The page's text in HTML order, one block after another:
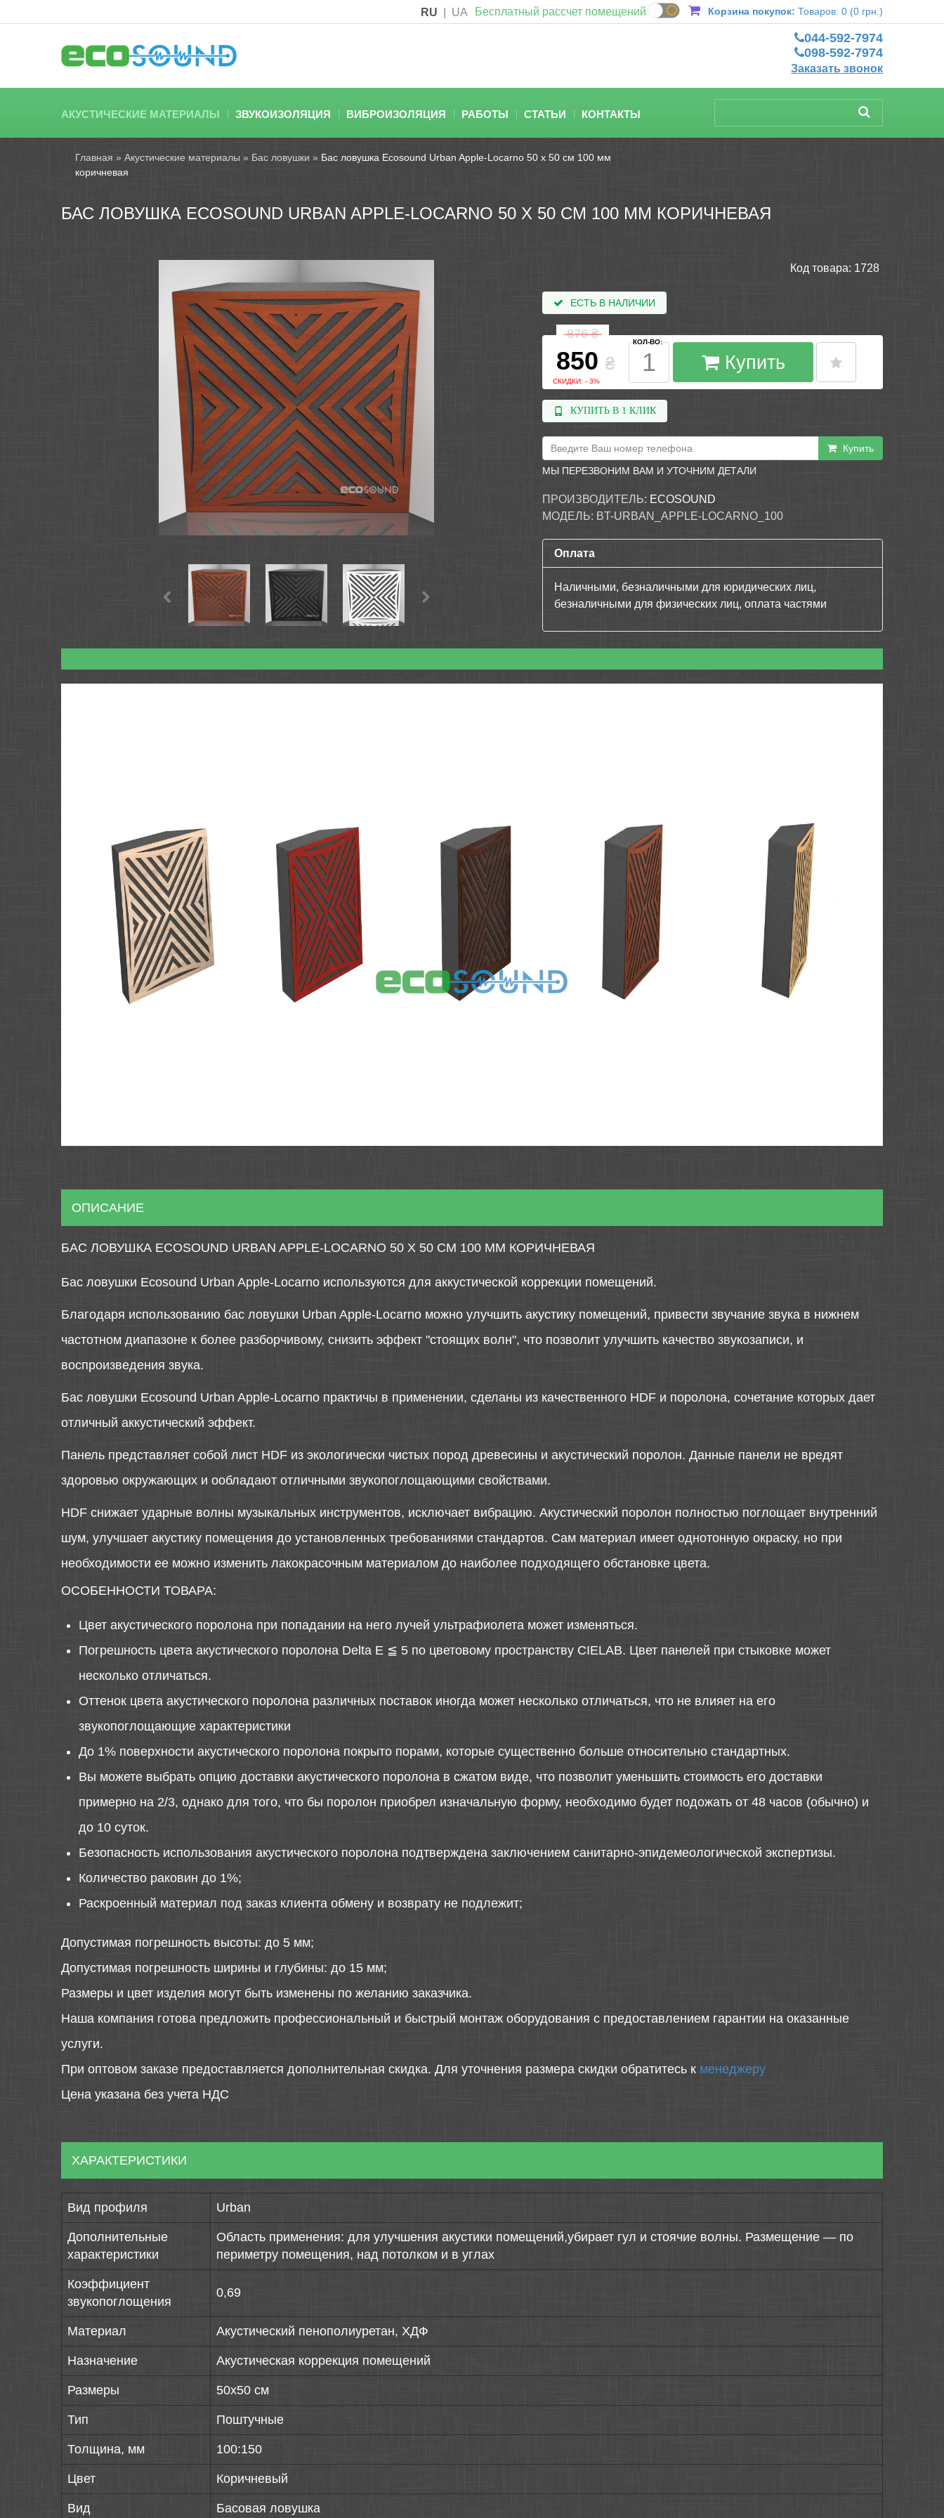
RU UA Бесплатный рассчет помещений Корзина покупок: Товаров: 0 (0 грн.)
044-592-7974
098-592-7974
Заказать звонок
АКУСТИЧЕСКИЕ МАТЕРИАЛЫ ЗВУКОИЗОЛЯЦИЯ ВИБРОИЗОЛЯЦИЯ РАБОТЫ СТАТЬИ КОНТАКТЫ
Главная » Акустические материалы » Бас ловушки » Бас ловушка Ecosound Urban Apple-Locarno 50 х 50 см 100 мм
коричневая
БАС ЛОВУШКА ECOSOUND URBAN APPLE-LOCARNO 50 Х 50 СМ 100 ММ КОРИЧНЕВАЯ
Код товара: 1728
ЕСТЬ В НАЛИЧИИ
876₴
850 ₴
СКИДКИ: - 3%
КОЛ-ВО:
Купить
КУПИТЬ В 1 КЛИК
Купить
МЫ ПЕРЕЗВОНИМ ВАМ И УТОЧНИМ ДЕТАЛИ
ПРОИЗВОДИТЕЛЬ: ECOSOUND
МОДЕЛЬ: BT-URBAN_APPLE-LOCARNO_100
Оплата
Наличными, безналичными для юридических лиц,
безналичными для физических лиц, оплата частями
ОПИСАНИЕ
БАС ЛОВУШКА ECOSOUND URBAN APPLE-LOCARNO 50 Х 50 СМ 100 ММ КОРИЧНЕВАЯ
Бас ловушки Ecosound Urban Apple-Locarno используются для аккустической коррекции помещений.
Благодаря использованию бас ловушки Urban Apple-Locarno можно улучшить акустику помещений, привести звучание звука в нижнем
частотном диапазоне к более разборчивому, снизить эффект "стоящих волн", что позволит улучшить качество звукозаписи, и
воспроизведения звука.
Бас ловушки Ecosound Urban Apple-Locarno практичы в применении, сделаны из качественного HDF и поролона, сочетание которых дает
отличный аккустический эффект.
Панель представляет собой лист HDF из экологически чистых пород древесины и акустический поролон. Данные панели не вредят
здоровью окружающих и ообладают отличными звукопоглощающими свойствами.
HDF снижает ударные волны музыкальных инструментов, исключает вибрацию. Акустический поролон полностью поглощает внутренний
шум, улучшает акустику помещения до установленных требованиями стандартов. Сам материал имеет однотонную окраску, но при
необходимости ее можно изменить лакокрасочным материалом до наиболее подходящего обстановке цвета.
ОСОБЕННОСТИ ТОВАРА:
Цвет акустического поролона при попадании на него лучей ультрафиолета может изменяться.
Погрешность цвета акустического поролона Delta E ≦ 5 по цветовому пространству CIELAB. Цвет панелей при стыковке может
несколько отличаться.
Оттенок цвета акустического поролона различных поставок иногда может несколько отличаться, что не влияет на его
звукопоглощающие характеристики
До 1% поверхности акустического поролона покрыто порами, которые существенно больше относительно стандартных.
Вы можете выбрать опцию доставки акустического поролона в сжатом виде, что позволит уменьшить стоимость его доставки
примерно на 2/3, однако для того, что бы поролон приобрел изначальную форму, необходимо будет подожать от 48 часов (обычно) и
до 10 суток.
Безопасность использования акустического поролона подтверждена заключением санитарно-эпидемеологической экспертизы.
Количество раковин до 1%;
Раскроенный материал под заказ клиента обмену и возврату не подлежит;
Допустимая погрешность высоты: до 5 мм;
Допустимая погрешность ширины и глубины: до 15 мм;
Размеры и цвет изделия могут быть изменены по желанию заказчика.
Наша компания готова предложить профессиональный и быстрый монтаж оборудования с предоставлением гарантии на оказанные
услуги.
При оптовом заказе предоставляется дополнительная скидка. Для уточнения размера скидки обратитесь к менеджеру
Цена указана без учета НДС
ХАРАКТЕРИСТИКИ
Вид профиля Urban
Дополнительные
характеристики
Область применения: для улучшения акустики помещений,убирает гул и стоячие волны. Размещение — по
периметру помещения, над потолком и в углах
Коэффициент
звукопоглощения
0,69
Материал Акустический пенополиуретан, ХДФ
Назначение Акустическая коррекция помещений
Размеры 50х50 см
Тип Поштучные
Толщина, мм 100:150
Цвет Коричневый
Вид Басовая ловушка